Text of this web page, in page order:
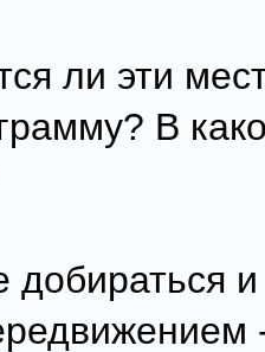
ли эти
В
добираться